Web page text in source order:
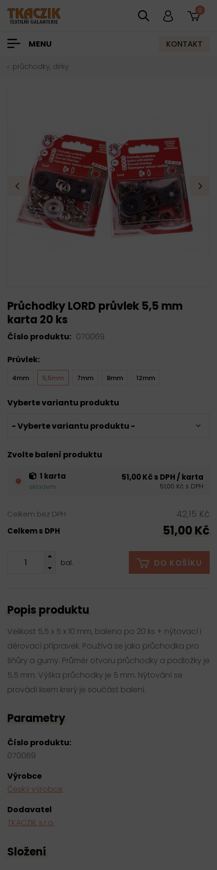
0
MENU KONTAKT
průchodky, dirky
Průchodky LORD průvlek 5,5 mm
karta 20 ks
Číslo produktu: 070069
Průvlek:
4mm 5,5mm 7mm 8mm 12mm
Vyberte variantu produktu
- Vyberte variantu produktu -
Zvolte balení produktu
1 karta
skladem
51,00 Kč s DPH / karta
51,00 Kč s DPH
Celkem bez DPH 42,15 Kč
Celkem s DPH 51,00 Kč
bal. DO KOŠÍKU
Popis produktu
Velikost 5,5 x 5 x 10 mm, baleno po 20 ks + nýtovací i
děrovací přípravek. Používá se jako průchodka pro
šňůry a gumy. Průměr otvoru průchodky a podložky je
5,5 mm. Výška průchodky je 5 mm. Nýtování se
provádí lisem krerý je součást balení.
Parametry
Číslo produktu:
070069
Výrobce
Český výrobce
Dodavatel
TKACZIK s.r.o.
Složení